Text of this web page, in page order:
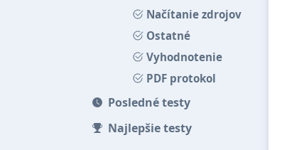
Načítanie zdrojov
Ostatné
Vyhodnotenie
PDF protokol
Posledné testy
Najlepšie testy